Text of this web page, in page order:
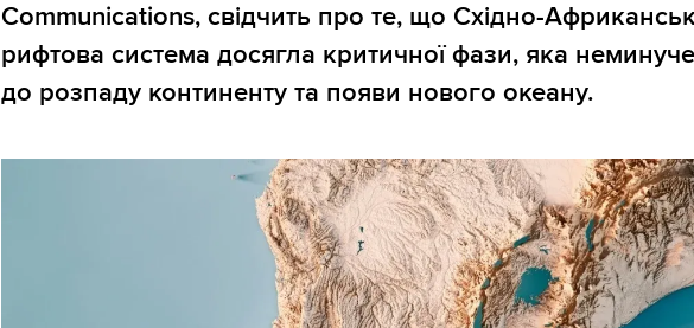
Communications, свідчить про те, що Східно-
рифтова система досягла критичної фази, яка
до розпаду континенту та появи нового океану.